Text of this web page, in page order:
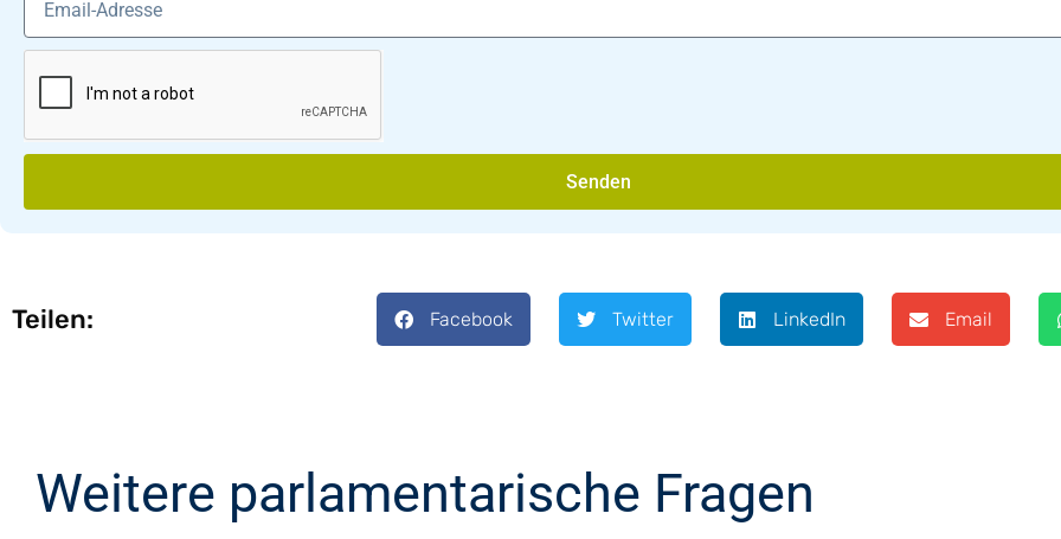
Senden
Teilen: Facebook Twitter LinkedIn Email
Weitere parlamentarische Fragen